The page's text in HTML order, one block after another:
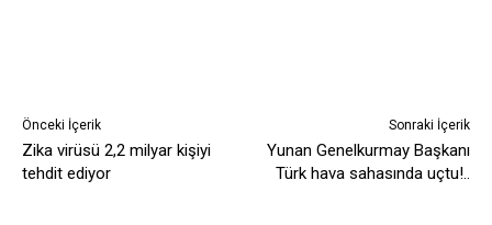
Önceki İçerik
Zika virüsü 2,2 milyar kişiyi
tehdit ediyor
Sonraki İçerik
Yunan Genelkurmay Başkanı
Türk hava sahasında uçtu!..